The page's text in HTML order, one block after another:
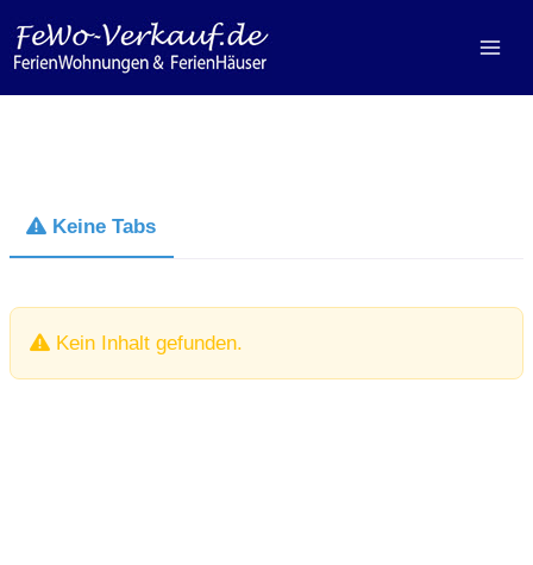
Inhalt
springen
Keine Tabs
Kein Inhalt gefunden.